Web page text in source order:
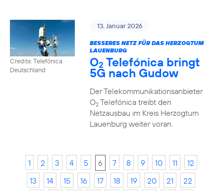
Credits: Telefónica
Deutschland
13. Januar 2026
BESSERES NETZ FÜR DAS HERZOGTUM
LAUENBURG
O2 Telefónica bringt
5G nach Gudow
Der Telekommunikationsanbieter
O2Telefónica treibt den
Netzausbau im Kreis Herzogtum
Lauenburg weiter voran.
1 2 3 4 5 6 7 8 9 10 11
12
13
14 15 16 17 18 19 20 21
22